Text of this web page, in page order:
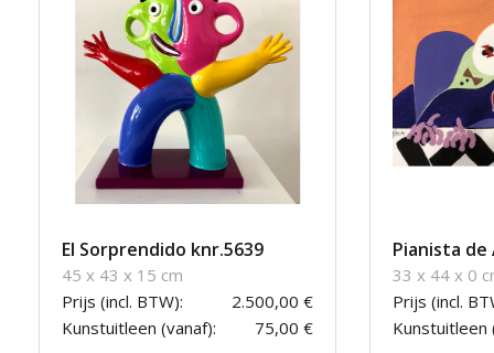
El Sorprendido knr.5639
45 x 43 x 15 cm
Prijs (incl. BTW):
2.500,00 €
Kunstuitleen (vanaf):
75,00 €
Pianista de
33 x 44 x 0
Prijs (incl.
Kunstuitleen